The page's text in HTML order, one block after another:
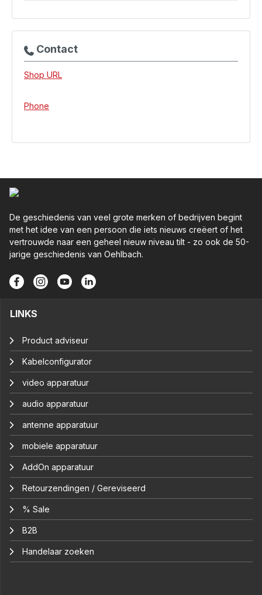
Contact
Shop URL
Phone
De geschiedenis van veel grote merken of bedrijven begint
met het idee van een persoon die iets nieuws creëert of het
vertrouwde naar een geheel nieuw niveau tilt - zo ook de 50-
jarige geschiedenis van Oehlbach.
LINKS
Product adviseur
Kabelconfigurator
video apparatuur
audio apparatuur
antenne apparatuur
mobiele apparatuur
AddOn apparatuur
Retourzendingen / Gereviseerd
% Sale
B2B
Handelaar zoeken